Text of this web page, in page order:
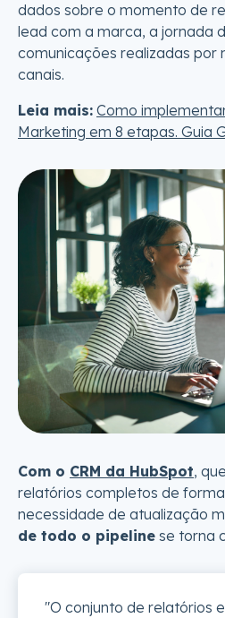
dados sobre o momento de
lead com a marca, a jornada
comunicações realizadas por
canais.
Leia mais: Como
Marketing em 8 etapas. Guia
Com o CRM da HubSpot,
relatórios completos de
necessidade de atualização
de todo o pipeline se torna
"O conjunto de relatórios